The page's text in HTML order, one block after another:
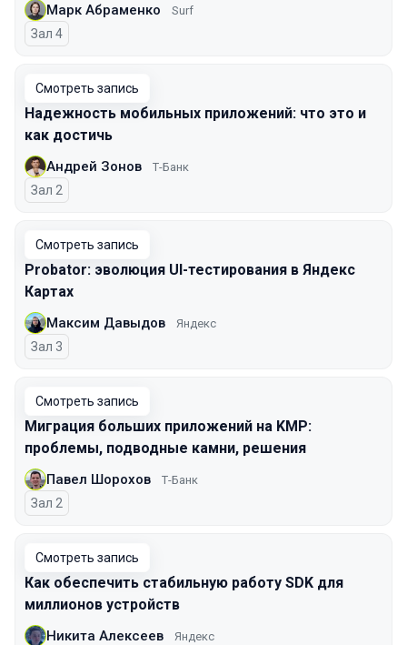
Марк Абраменко Surf
Зал 4
Смотреть запись
Надежность мобильных приложений: что это и
как достичь
Андрей Зонов Т-Банк
Зал 2
Смотреть запись
Probator: эволюция UI-тестирования в Яндекс
Картах
Максим Давыдов Яндекс
Зал 3
Смотреть запись
Миграция больших приложений на KMP:
проблемы, подводные камни, решения
Павел Шорохов Т-Банк
Зал 2
Смотреть запись
Как обеспечить стабильную работу SDK для
миллионов устройств
Никита Алексеев Яндекс